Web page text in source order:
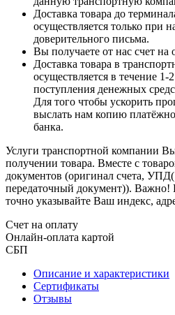
Доставка товара до
осуществляется только при
доверительного письма.
Вы получаете от нас счет на
Доставка товара в
осуществляется в течение 1-
поступления денежных
Для того чтобы ускорить
выслать нам копию
банка.
Услуги транспортной компании
получении товара. Вместе с
документов (оригинал счета,
передаточный документ)). Важно!
точно указывайте Ваш индекс,
Счет на оплату
Онлайн-оплата картой
СБП
Описание и характеристики
Сертификаты
Отзывы